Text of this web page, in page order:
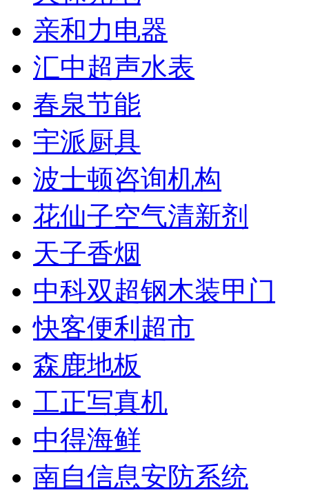
亲和力电器
汇中超声水表
春泉节能
宇派厨具
波士顿咨询机构
花仙子空气清新剂
天子香烟
中科双超钢木装甲门
快客便利超市
森鹿地板
工正写真机
中得海鲜
南自信息安防系统